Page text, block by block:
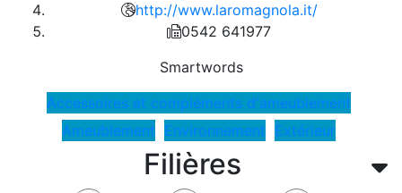
Filières
http://www.laromagnola.it/
0542 641977
Smartwords
Accessoires et compléments d'ameublement
Ameublement Environnement Extérieur